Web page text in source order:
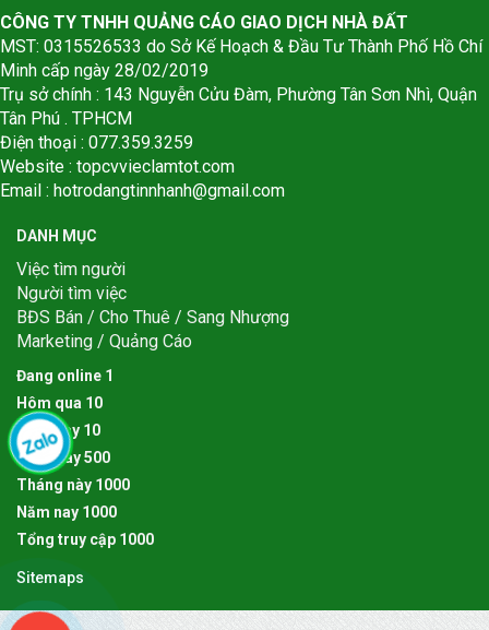
CÔNG TY TNHH QUẢNG CÁO GIAO DỊCH NHÀ ĐẤT
MST: 0315526533 do Sở Kế Hoạch & Đầu Tư Thành Phố Hồ Chí
Minh cấp ngày 28/02/2019
Trụ sở chính : 143 Nguyễn Cửu Đàm, Phường Tân Sơn Nhì, Quận
Tân Phú . TPHCM
Điện thoại : 077.359.3259
Website : topcvvieclamtot.com
Email : hotrodangtinnhanh@gmail.com
DANH MỤC
Việc tìm người
Người tìm việc
BĐS Bán / Cho Thuê / Sang Nhượng
Marketing / Quảng Cáo
Đang online 1
Hôm qua 10
Hôm nay 10
Tuần này500
Tháng này 1000
Năm nay 1000
Tổng truy cập 1000
Sitemaps